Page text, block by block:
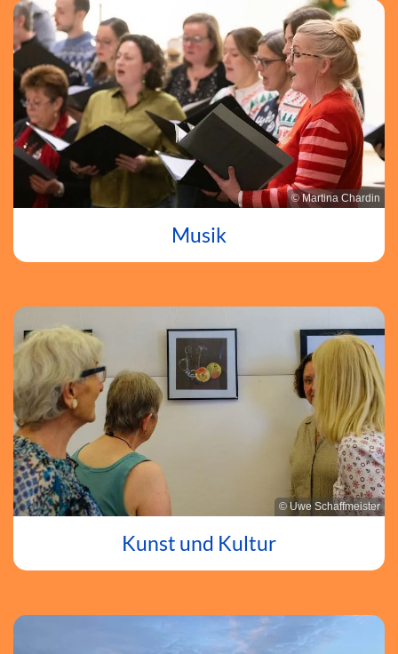
© Martina Chardin
Musik
© Uwe Schaffmeister
Kunst und Kultur